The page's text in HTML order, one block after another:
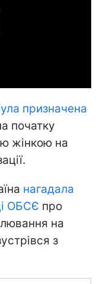
призначена
початку
жінкою на
нагадала
ОБСЄ про
на
з